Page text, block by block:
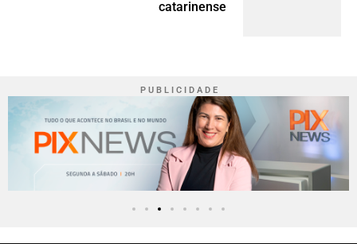
catarinense
P U B L I C I D A D E